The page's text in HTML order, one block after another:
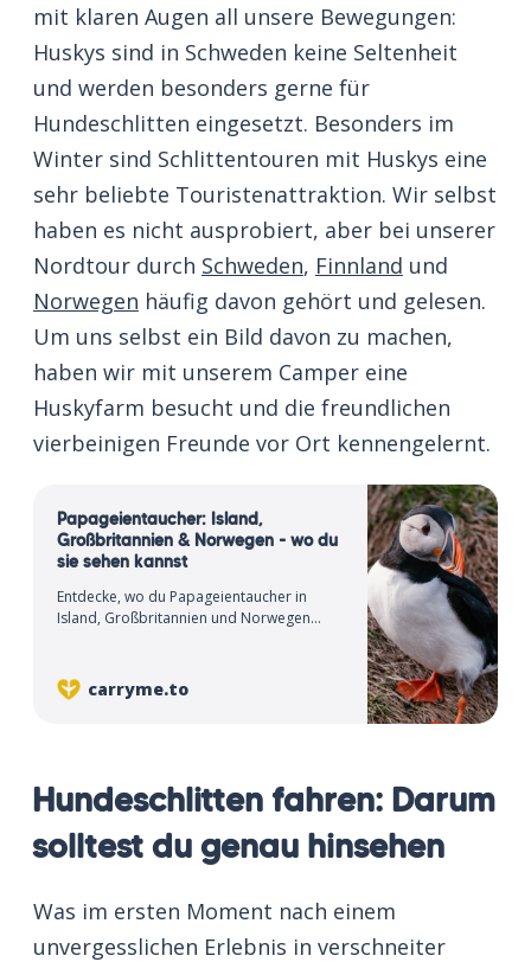
mit klaren Augen all unsere Bewegungen:
Huskys sind in Schweden keine Seltenheit
und werden besonders gerne für
Hundeschlitten eingesetzt. Besonders im
Winter sind Schlittentouren mit Huskys eine
sehr beliebte Touristenattraktion. Wir selbst
haben es nicht ausprobiert, aber bei unserer
Nordtour durch Schweden, Finnland und
Norwegen häufig davon gehört und gelesen.
Um uns selbst ein Bild davon zu machen,
haben wir mit unserem Camper eine
Huskyfarm besucht und die freundlichen
vierbeinigen Freunde vor Ort kennengelernt.
Papageientaucher: Island,
Großbritannien & Norwegen - wo du
sie sehen kannst
Entdecke, wo du Papageientaucher in
Island, Großbritannien und Norwegen
carryme.to
Hundeschlitten fahren: Darum
solltest du genau hinsehen
Was im ersten Moment nach einem
unvergesslichen Erlebnis in verschneiter